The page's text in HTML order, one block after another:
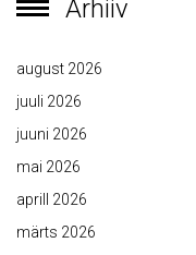
Arhiiv
august 2026
juuli 2026
juuni 2026
mai 2026
aprill 2026
märts 2026